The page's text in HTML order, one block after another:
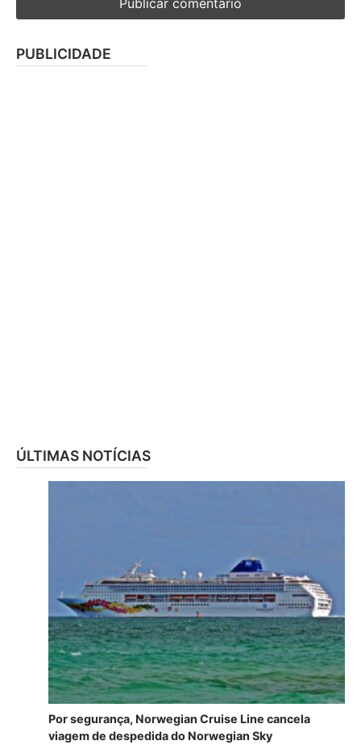
PUBLICIDADE
ÚLTIMAS NOTÍCIAS
Por segurança, Norwegian Cruise Line cancela
viagem de despedida do Norwegian Sky